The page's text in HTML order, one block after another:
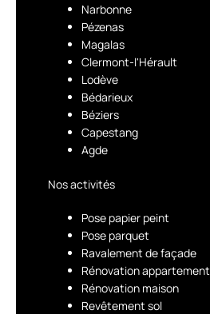
Narbonne
Pézenas
Magalas
Clermont-l'Hérault
Lodève
Bédarieux
Béziers
Capestang
Agde
Nos activités
Pose papier peint
Pose parquet
Ravalement de façade
Rénovation appartement
Rénovation maison
Revêtement sol